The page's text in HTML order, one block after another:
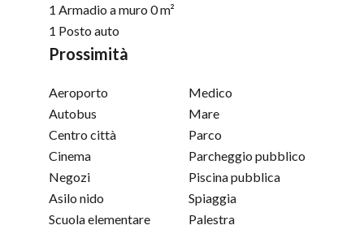
1 Armadio a muro 0 m²
1 Posto auto
Prossimità
Aeroporto
Autobus
Centro città
Cinema
Negozi
Asilo nido
Scuola elementare
Medico
Mare
Parco
Parcheggio pubblico
Piscina pubblica
Spiaggia
Palestra